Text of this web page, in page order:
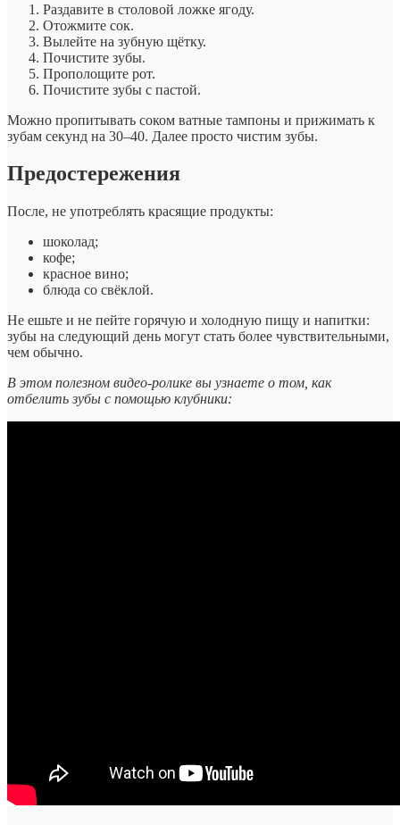
Раздавите в столовой ложке ягоду.
Отожмите сок.
Вылейте на зубную щётку.
Почистите зубы.
Прополощите рот.
Почистите зубы с пастой.
Можно пропитывать соком ватные тампоны и прижимать к
зубам секунд на 30–40. Далее просто чистим зубы.
Предостережения
После, не употреблять красящие продукты:
шоколад;
кофе;
красное вино;
блюда со свёклой.
Не ешьте и не пейте горячую и холодную пищу и напитки:
зубы на следующий день могут стать более чувствительными,
чем обычно.
В этом полезном видео-ролике вы узнаете о том, как
отбелить зубы с помощью клубники: